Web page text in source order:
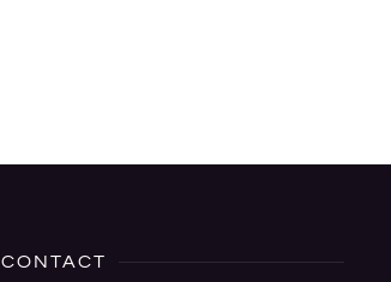
CONTACT